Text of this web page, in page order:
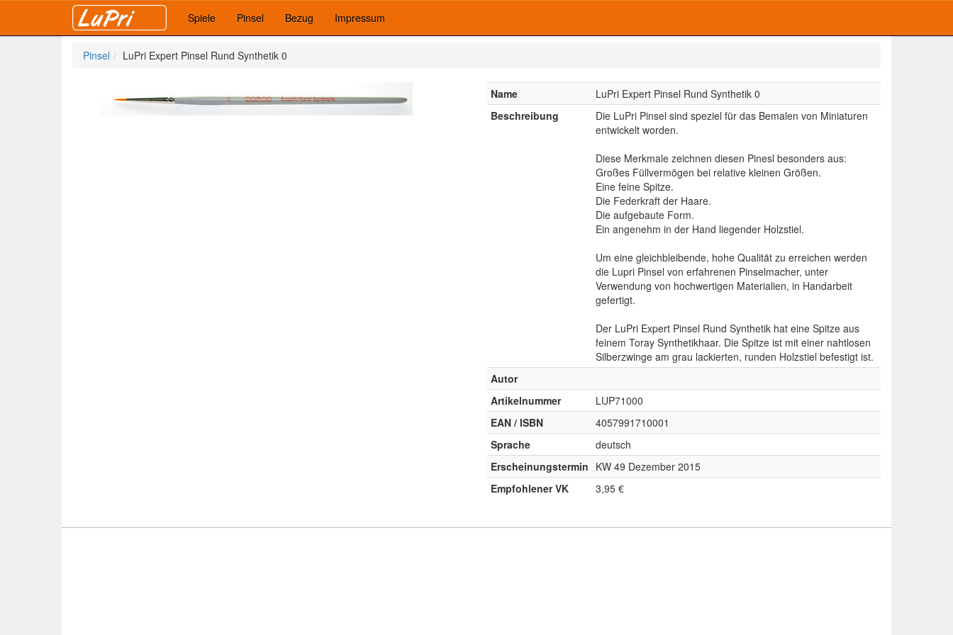
Spiele Pinsel Bezug Impressum
Pinsel LuPri Expert Pinsel Rund Synthetik 0
Name
LuPri Expert Pinsel Rund Synthetik 0
Beschreibung
Die LuPri Pinsel sind speziel für das Bemalen von Miniaturen
entwickelt worden.
Diese Merkmale zeichnen diesen Pinesl besonders aus:
Großes Füllvermögen bei relative kleinen Größen.
Eine feine Spitze.
Die Federkraft der Haare.
Die aufgebaute Form.
Ein angenehm in der Hand liegender Holzstiel.
Um eine gleichbleibende, hohe Qualität zu erreichen werden
die Lupri Pinsel von erfahrenen Pinselmacher, unter
Verwendung von hochwertigen Materialien, in Handarbeit
gefertigt.
Der LuPri Expert Pinsel Rund Synthetik hat eine Spitze aus
feinem Toray Synthetikhaar. Die Spitze ist mit einer nahtlosen
Silberzwinge am grau lackierten, runden Holzstiel befestigt ist.
Autor
Artikelnummer
LUP71000
EAN / ISBN
4057991710001
Sprache
deutsch
Erscheinungstermin KW 49 Dezember 2015
Empfohlener VK
3,95 €